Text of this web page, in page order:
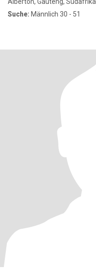
Suche: Männlich 30 - 51